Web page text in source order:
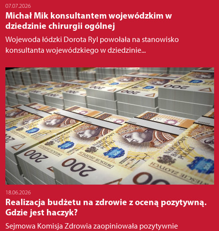
07.07.2026
Michał Mik konsultantem wojewódzkim w
dziedzinie chirurgii ogólnej
Wojewoda łódzki Dorota Ryl powołała na stanowisko
konsultanta wojewódzkiego w dziedzinie...
18.06.2026
Realizacja budżetu na zdrowie z oceną pozytywną.
Gdzie jest haczyk?
Sejmowa Komisja Zdrowia zaopiniowała pozytywnie